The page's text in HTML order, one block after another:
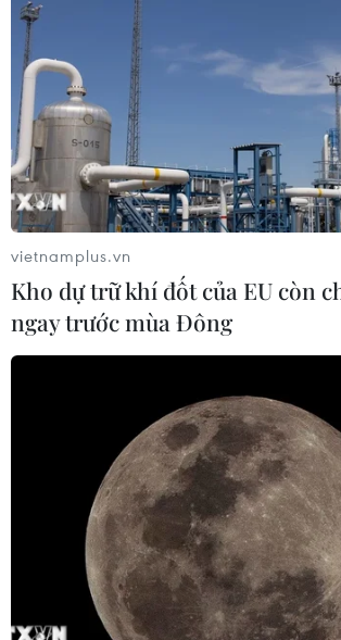
vietnamplus.vn
Kho dự trữ khí đốt của EU còn
ngay trước mùa Đông